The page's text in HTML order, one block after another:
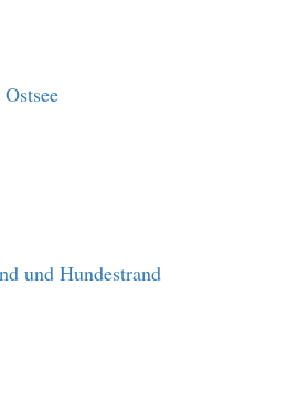
und Hundestrand